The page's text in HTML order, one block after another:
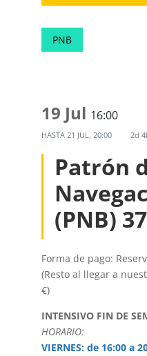
PNB
19 Jul 16:00
HASTA 21 JUL, 20:00 2d
Patrón
(PNB)
Forma de pago:
(Resto al llegar a
€)
INTENSIVO FIN DE
HORARIO:
VIERNES: de 16:00 a